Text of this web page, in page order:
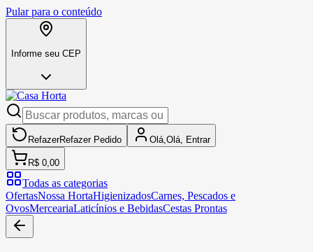
Pular para o conteúdo
Informe seu CEP
RefazerRefazer Pedido Olá, Olá, Entrar
R$ 0,00
Todas as categorias
OfertasNossa HortaHigienizadosCarnes, Pescados e
OvosMerceariaLaticínios e BebidasCestas Prontas